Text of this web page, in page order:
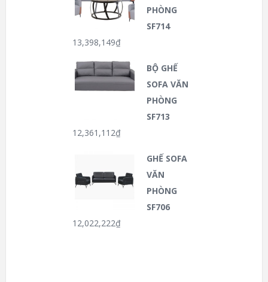
PHÒNG
SF714
13,398,149₫
BỘ GHẾ
SOFA VĂN
PHÒNG
SF713
12,361,112₫
GHẾ SOFA
VĂN
PHÒNG
SF706
12,022,222₫